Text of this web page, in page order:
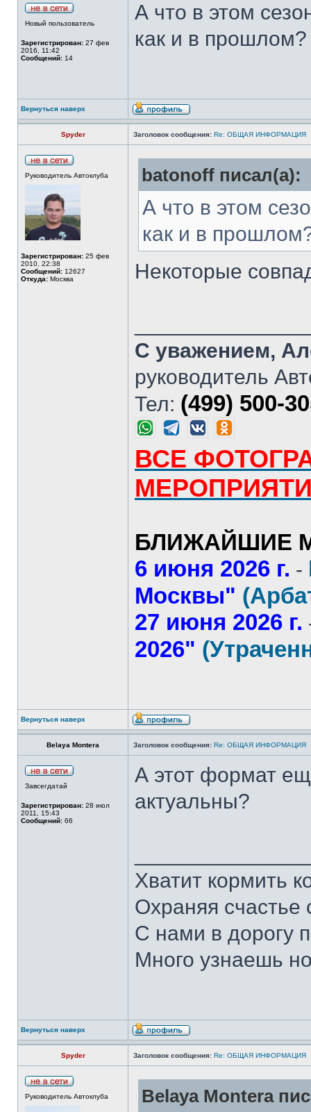
Новый пользователь
Зарегистрирован: 27 фев
2016, 11:42
Сообщений: 14
А что в этом
как и в прошлом?
Вернуться наверх
Spyder Заголовок сообщения: Re: ОБЩАЯ ИНФОРМАЦИЯ
Руководитель Автоклуба
Зарегистрирован: 25 фев
2010, 22:38
Сообщений: 12627
Откуда: Москва
batonoff писал(а):
А что в этом
как и в
Некоторые
С уважением,
руководитель
Тел: (499) 500-
ВСЕ
БЛИЖАЙШИЕ
6 июня 2026 г. -
Москвы"
27 июня 2026 г.
2026"
Вернуться наверх
Belaya Montera Заголовок сообщения: Re: ОБЩАЯ ИНФОРМАЦИЯ
Завсегдатай
Зарегистрирован: 28 июл
2011, 15:43
Сообщений: 66
А этот формат
актуальны?
Хватит кормить
Охраняя счастье
С нами в дорогу
Много узнаешь
Вернуться наверх
Spyder Заголовок сообщения: Re: ОБЩАЯ ИНФОРМАЦИЯ
Руководитель Автоклуба Belaya Montera